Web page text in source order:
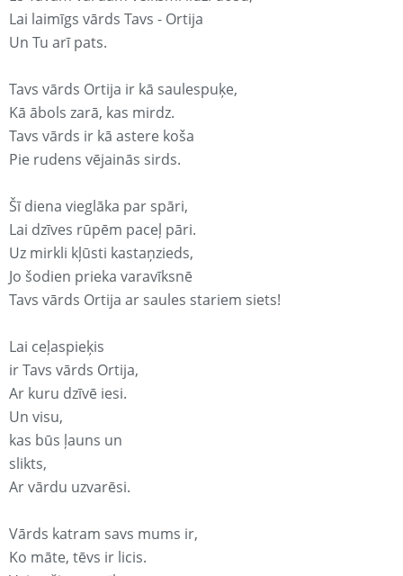
Lai laimīgs vārds Tavs - Ortija
Un Tu arī pats.
Tavs vārds Ortija ir kā saulespuķe,
Kā ābols zarā, kas mirdz.
Tavs vārds ir kā astere koša
Pie rudens vējainās sirds.
Šī diena vieglāka par spāri,
Lai dzīves rūpēm paceļ pāri.
Uz mirkli kļūsti kastaņzieds,
Jo šodien prieka varavīksnē
Tavs vārds Ortija ar saules stariem siets!
Lai ceļaspieķis
ir Tavs vārds Ortija,
Ar kuru dzīvē iesi.
Un visu,
kas būs ļauns un
slikts,
Ar vārdu uzvarēsi.
Vārds katram savs mums ir,
Ko māte, tēvs ir licis.